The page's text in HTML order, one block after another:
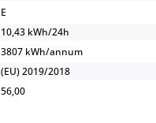
E
10,43 kWh/24h
3807 kWh/annum
(EU) 2019/2018
56,00